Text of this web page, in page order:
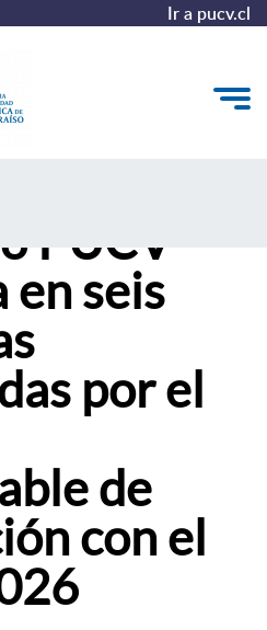
Ir a pucv.cl
PUCV
seis
por el
de
con el